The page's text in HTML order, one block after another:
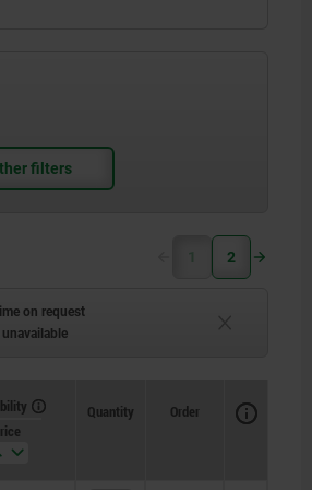
1 2
on request
F2
Quantity Order